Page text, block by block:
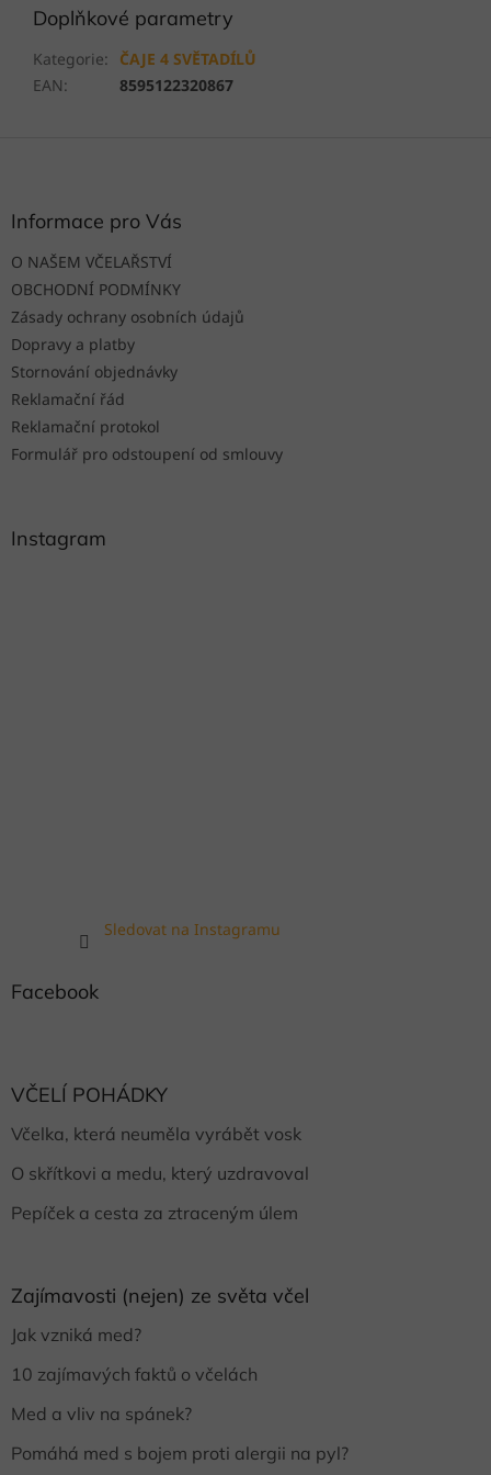
Doplňkové parametry
Kategorie:
ČAJE 4 SVĚTADÍLŮ
EAN: 8595122320867
Informace pro Vás
O NAŠEM VČELAŘSTVÍ
OBCHODNÍ PODMÍNKY
Zásady ochrany osobních údajů
Dopravy a platby
Stornování objednávky
Reklamační řád
Reklamační protokol
Formulář pro odstoupení od smlouvy
Instagram
Sledovat na Instagramu
Facebook
VČELÍ POHÁDKY
Včelka, která neuměla vyrábět vosk
O skřítkovi a medu, který uzdravoval
Pepíček a cesta za ztraceným úlem
Zajímavosti (nejen) ze světa včel
Jak vzniká med?
10 zajímavých faktů o včelách
Med a vliv na spánek?
Pomáhá med s bojem proti alergii na pyl?